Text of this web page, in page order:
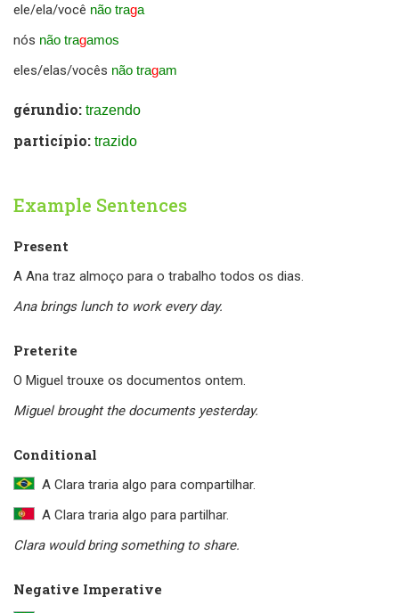
ele/ela/você não traga
nós não tragamos
eles/elas/vocês não tragam
gérundio: trazendo
particípio: trazido
Example Sentences
Present
A Ana traz almoço para o trabalho todos os dias.
Ana brings lunch to work every day.
Preterite
O Miguel trouxe os documentos ontem.
Miguel brought the documents yesterday.
Conditional
A Clara traria algo para compartilhar.
A Clara traria algo para partilhar.
Clara would bring something to share.
Negative Imperative